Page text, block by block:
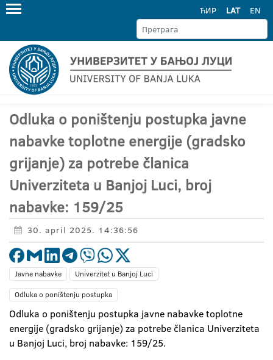
ЋИР LAT EN
Odluka o poništenju postupka javne
nabavke toplotne energije (gradsko
grijanje) za potrebe članica
Univerziteta u Banjoj Luci, broj
nabavke: 159/25
30. april 2025. 14:36:56
Javne nabavke
Univerzitet u Banjoj Luci
Odluka o poništenju postupka
Odluka o poništenju postupka javne nabavke toplotne
energije (gradsko grijanje) za potrebe članica Univerziteta
u Banjoj Luci, broj nabavke: 159/25.